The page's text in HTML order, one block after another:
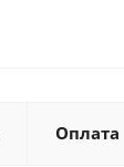
Оплата